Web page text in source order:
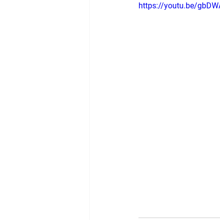
https://youtu.be/